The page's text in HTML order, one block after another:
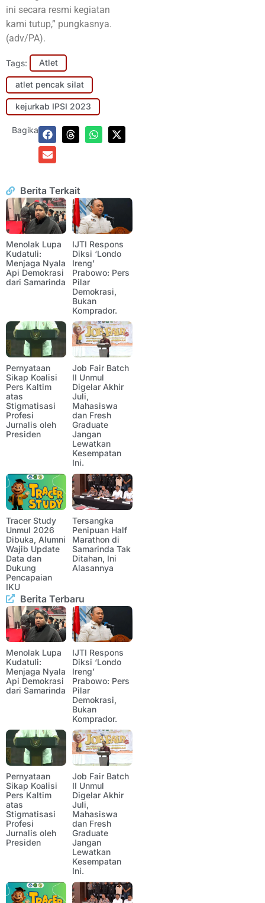
ini secara resmi kegiatan
kami tutup,” pungkasnya.
(adv/PA).
Tags: Atlet
atlet pencak silat
kejurkab IPSI 2023
Bagikan:
Berita Terkait
Menolak Lupa
Kudatuli:
Menjaga Nyala
Api Demokrasi
dari Samarinda
IJTI Respons
Diksi ‘Londo
Ireng’
Prabowo: Pers
Pilar
Demokrasi,
Bukan
Komprador.
Pernyataan
Sikap Koalisi
Pers Kaltim
atas
Stigmatisasi
Profesi
Jurnalis oleh
Presiden
Job Fair Batch
II Unmul
Digelar Akhir
Juli,
Mahasiswa
dan Fresh
Graduate
Jangan
Lewatkan
Kesempatan
Ini.
Tracer Study
Unmul 2026
Dibuka, Alumni
Wajib Update
Data dan
Dukung
Pencapaian
IKU
Tersangka
Penipuan Half
Marathon di
Samarinda Tak
Ditahan, Ini
Alasannya
Berita Terbaru
Menolak Lupa
Kudatuli:
Menjaga Nyala
Api Demokrasi
dari Samarinda
IJTI Respons
Diksi ‘Londo
Ireng’
Prabowo: Pers
Pilar
Demokrasi,
Bukan
Komprador.
Pernyataan
Sikap Koalisi
Pers Kaltim
atas
Stigmatisasi
Profesi
Jurnalis oleh
Presiden
Job Fair Batch
II Unmul
Digelar Akhir
Juli,
Mahasiswa
dan Fresh
Graduate
Jangan
Lewatkan
Kesempatan
Ini.